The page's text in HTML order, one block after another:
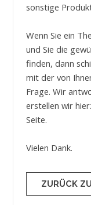
sonstige
Wenn Sie ein
und Sie die
finden, dann
mit der von
Frage. Wir
erstellen wir
Seite.
Vielen Dank.
ZURÜCK